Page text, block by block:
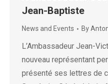
Jean-Baptiste
News and Events By
L’Ambassadeur Jean-
nouveau représentant
présenté ses lettres de